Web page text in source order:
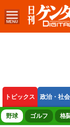
トピックス 政治・社会
ボートレース 競輪
野球 ゴルフ 格